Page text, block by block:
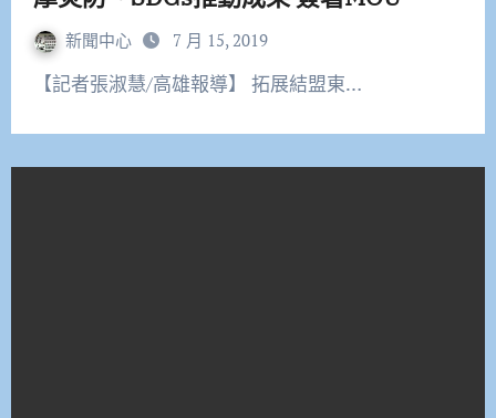
新聞中心 7 月 15, 2019
【記者張淑慧/高雄報導】 拓展結盟東…